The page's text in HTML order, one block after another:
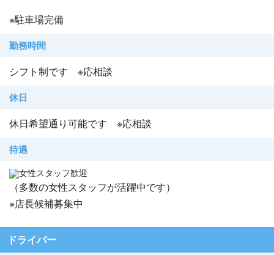
※駐車場完備
勤務時間
シフト制です ※応相談
休日
休日希望通り可能です ※応相談
待遇
女性スタッフ歓迎
（多数の女性スタッフが活躍中です）
※店長候補募集中
ドライバー